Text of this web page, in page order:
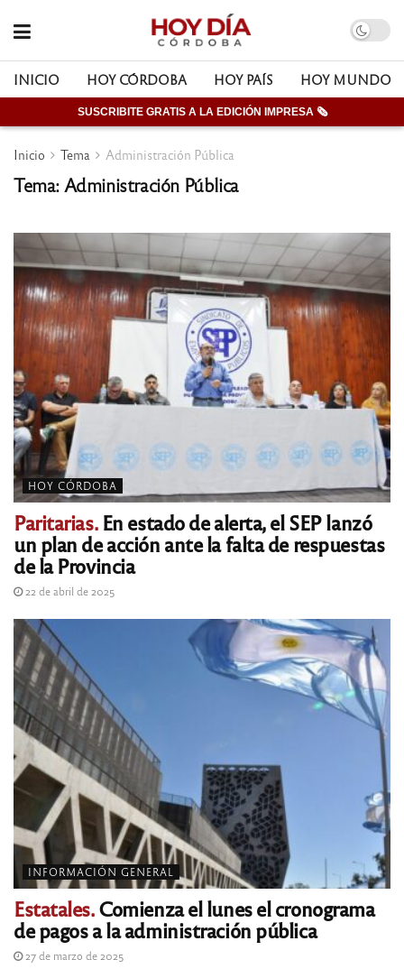
INICIO HOY CÓRDOBA HOY PAÍS HOY MUNDO
SUSCRIBITE GRATIS A LA EDICIÓN IMPRESA 🗞
Inicio Tema Administración Pública
Tema: Administración Pública
HOY CÓRDOBA
Paritarias.En estado de alerta, el SEP lanzó
un plan de acción ante la falta de respuestas
de la Provincia
22 de abril de 2025
INFORMACIÓN GENERAL
Estatales.Comienza el lunes el cronograma
de pagos a la administración pública
27 de marzo de 2025